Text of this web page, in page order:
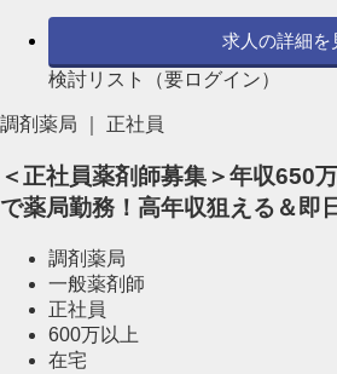
求人の詳細を
検討リスト（要ログイン）
調剤薬局 ｜ 正社員
＜正社員薬剤師募集＞年収650
で薬局勤務！高年収狙える＆即
調剤薬局
一般薬剤師
正社員
600万以上
在宅